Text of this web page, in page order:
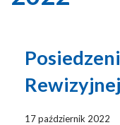
17 październik 2022